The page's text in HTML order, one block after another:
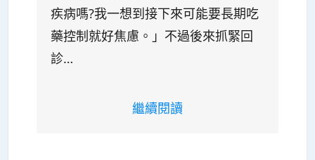
疾病嗎?我一想到接下來可能要長期吃
藥控制就好焦慮。」不過後來抓緊回
診…
繼續閱讀